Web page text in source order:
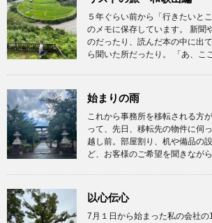
５年ぐらい前から「行きたいと
のメモに保存しています。 新聞
のだったり、読んだ本の中に出
ら聞いた所だったり。 「あ、こ
始まりの雨
これから事務所を移転される方
って、先日、移転先の物件に伺
越し前。部屋割り、机や備品の
ど、お客様のご希望を聞きなが
以心伝心
7月１日から始まった私の会社